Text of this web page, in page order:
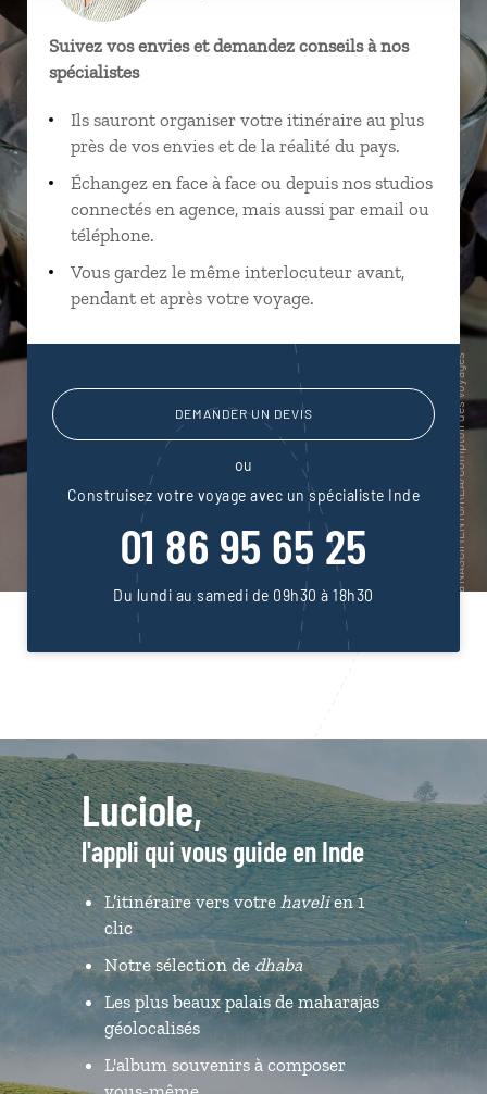
Suivez vos envies et demandez conseils à nos
spécialistes
Ils sauront organiser votre itinéraire au plus
près de vos envies et de la réalité du pays.
Échangez en face à face ou depuis nos studios
connectés en agence, mais aussi par email ou
téléphone.
Vous gardez le même interlocuteur avant,
pendant et après votre voyage.
DEMANDER UN DEVIS
ou
Construisez votre voyage avec un spécialiste Inde
01 86 95 65 25
Du lundi au samedi de 09h30 à 18h30
Luciole,
l'appli qui vous guide en Inde
L’itinéraire vers votre havelien 1
clic
Notre sélection de dhaba
Les plus beaux palais de maharajas
géolocalisés
L'album souvenirs à composer